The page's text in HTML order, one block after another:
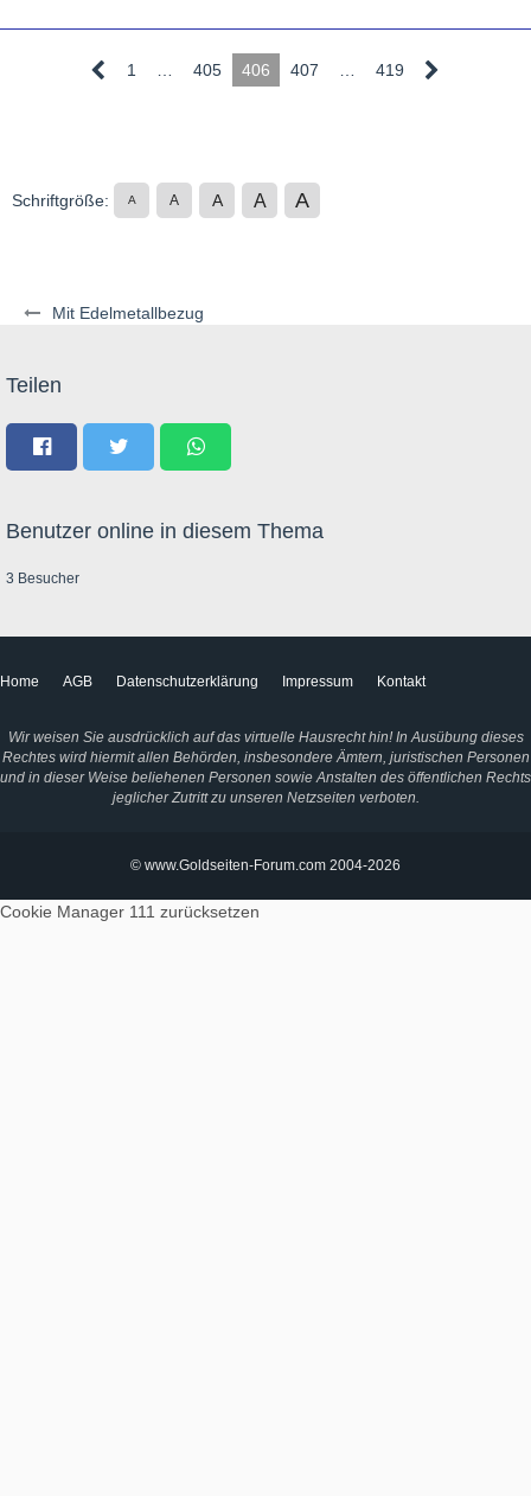
Mit Edelmetallbezug
1 … 405 406 407 … 419
Schriftgröße: A A A A A
Teilen
Benutzer online in diesem Thema
3 Besucher
Home AGB Datenschutzerklärung Impressum Kontakt
Wir weisen Sie ausdrücklich auf das virtuelle Hausrecht hin! In Ausübung dieses
Rechtes wird hiermit allen Behörden, insbesondere Ämtern, juristischen Personen
und in dieser Weise beliehenen Personen sowie Anstalten des öffentlichen Rechts
jeglicher Zutritt zu unseren Netzseiten verboten.
© www.Goldseiten-Forum.com 2004-2026
Cookie Manager 111 zurücksetzen